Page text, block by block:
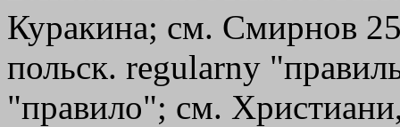
Куракина; см. Смирнов
польск. regularny
"правило"; см.